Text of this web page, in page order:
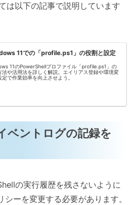
は以下の記事で説明しています
11での「profile.ps1」の役割と設定
11のPowerShellプロファイル「profile.ps1」の
法や活用法を詳しく解説。エイリアス登録や環境変
定で作業効率を向上させよう。
ベントログの記録を
の実行履歴を残さないように
ーを変更する必要があります。